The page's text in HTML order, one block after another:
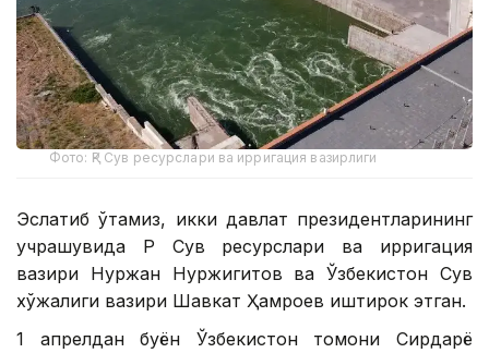
Фото: ҚР Сув ресурслари ва ирригация вазирлиги
Эслатиб ўтамиз, икки давлат президентларининг
учрашувида ҚР Сув ресурслари ва ирригация
вазири Нуржан Нуржигитов ва Ўзбекистон Сув
хўжалиги вазири Шавкат Ҳамроев иштирок этган.
1 апрелдан буён Ўзбекистон томони Сирдарё